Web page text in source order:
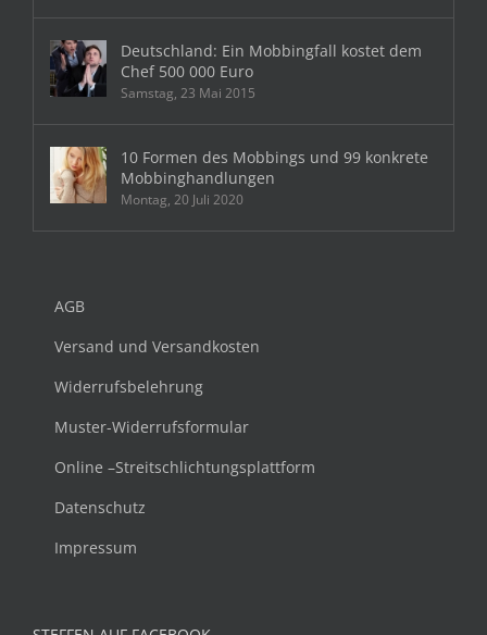
Deutschland: Ein Mobbingfall kostet dem
Chef 500 000 Euro
Samstag, 23 Mai 2015
10 Formen des Mobbings und 99 konkrete
Mobbinghandlungen
Montag, 20 Juli 2020
AGB
Versand und Versandkosten
Widerrufsbelehrung
Muster-Widerrufsformular
Online –Streitschlichtungsplattform
Datenschutz
Impressum